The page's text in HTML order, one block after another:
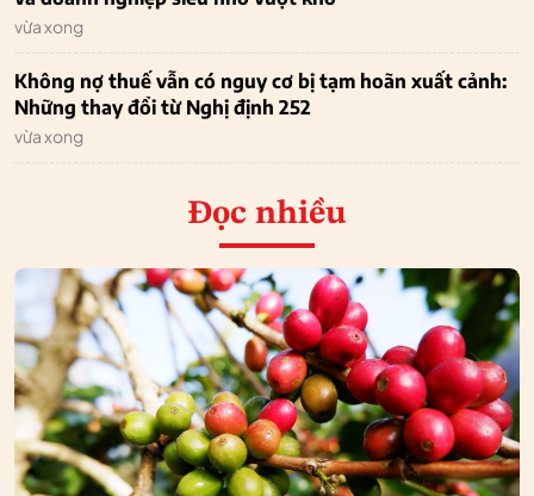
vừa xong
Không nợ thuế vẫn có nguy cơ bị tạm hoãn xuất cảnh:
Những thay đổi từ Nghị định 252
vừa xong
Đọc nhiều